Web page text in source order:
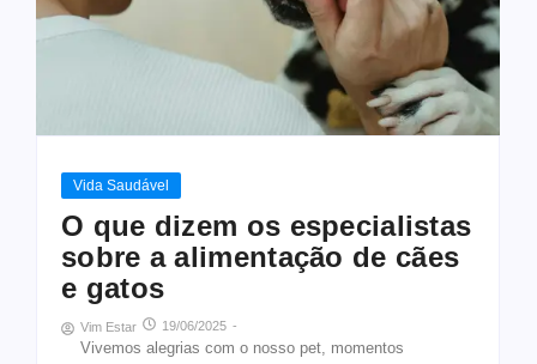
Vida Saudável
O que dizem os especialistas
sobre a alimentação de cães
e gatos
Vim Estar 19/06/2025 -
Vivemos alegrias com o nosso pet, momentos